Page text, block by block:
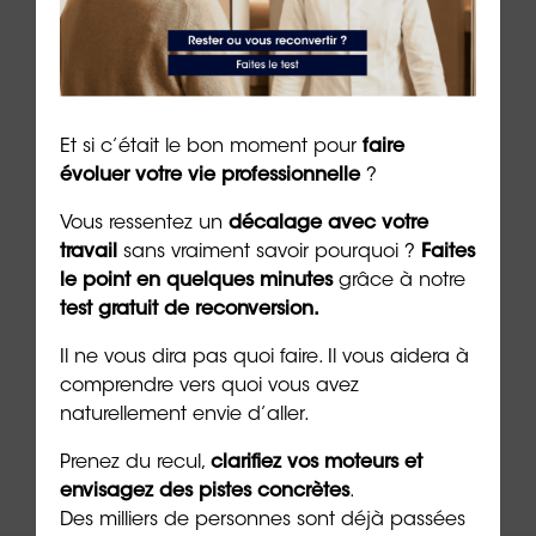
Dr Emeric Lebreton, cofondateur et
dirigeant du groupe ORIENTACTION (27/06/2024)
Découvrez notre formation 100% online :
mieuxgérer ses émotions
Procurez-vous le « jeu decartes des
émotions»pour réduire votre anxiété
Découvrez les 5 raisons de faire unbilan de
compétencesavec ORIENTACTION en vidéo
Et si c’était le bon moment pour faire
évoluer votre vie professionnelle?
Vous ressentez un décalage avec votre
travail sans vraiment savoir pourquoi ? Faites
le point en quelques minutesgrâce à notre
test gratuit de reconversion.
Il ne vous dira pas quoi faire. Il vous aidera à
comprendre vers quoi vous avez
naturellement envie d’aller.
Prenez du recul, clarifiez vos moteurs et
envisagez des pistes concrètes.
Des milliers de personnes sont déjà passées